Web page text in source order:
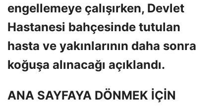
engellemeye çalışırken, Devlet
Hastanesi bahçesinde tutulan
hasta ve yakınlarının daha sonra
koğuşa alınacağı açıklandı.
ANA SAYFAYA DÖNMEK İÇİN